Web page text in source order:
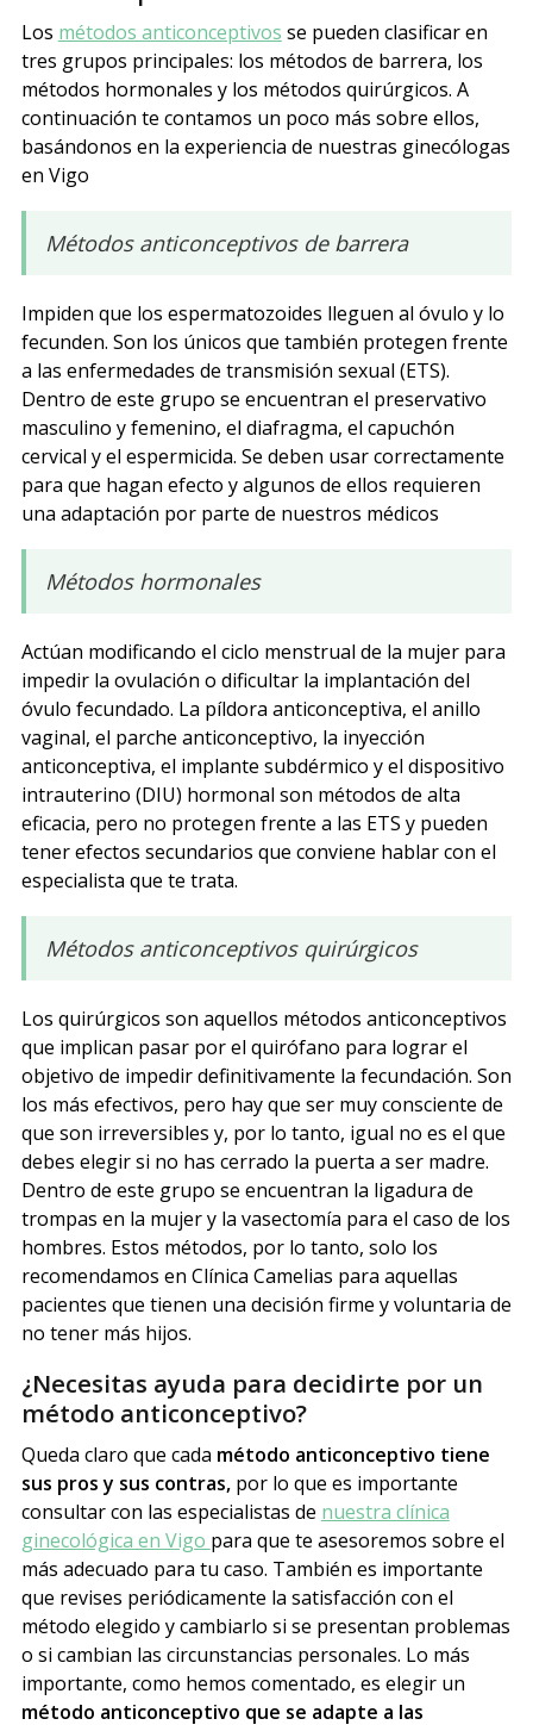
Los métodos anticonceptivos se pueden clasificar en
tres grupos principales: los métodos de barrera, los
métodos hormonales y los métodos quirúrgicos. A
continuación te contamos un poco más sobre ellos,
basándonos en la experiencia de nuestras ginecólogas
en Vigo
Métodos anticonceptivos de barrera
Impiden que los espermatozoides lleguen al óvulo y lo
fecunden. Son los únicos que también protegen frente
a las enfermedades de transmisión sexual (ETS).
Dentro de este grupo se encuentran el preservativo
masculino y femenino, el diafragma, el capuchón
cervical y el espermicida. Se deben usar correctamente
para que hagan efecto y algunos de ellos requieren
una adaptación por parte de nuestros médicos
Métodos hormonales
Actúan modificando el ciclo menstrual de la mujer para
impedir la ovulación o dificultar la implantación del
óvulo fecundado. La píldora anticonceptiva, el anillo
vaginal, el parche anticonceptivo, la inyección
anticonceptiva, el implante subdérmico y el dispositivo
intrauterino (DIU) hormonal son métodos de alta
eficacia, pero no protegen frente a las ETS y pueden
tener efectos secundarios que conviene hablar con el
especialista que te trata.
Métodos anticonceptivos quirúrgicos
Los quirúrgicos son aquellos métodos anticonceptivos
que implican pasar por el quirófano para lograr el
objetivo de impedir definitivamente la fecundación. Son
los más efectivos, pero hay que ser muy consciente de
que son irreversibles y, por lo tanto, igual no es el que
debes elegir si no has cerrado la puerta a ser madre.
Dentro de este grupo se encuentran la ligadura de
trompas en la mujer y la vasectomía para el caso de los
hombres. Estos métodos, por lo tanto, solo los
recomendamos en Clínica Camelias para aquellas
pacientes que tienen una decisión firme y voluntaria de
no tener más hijos.
¿Necesitas ayuda para decidirte por un
método anticonceptivo?
Queda claro que cada método anticonceptivo tiene
sus pros y sus contras,por lo que es importante
consultar con las especialistas de nuestra clínica
ginecológica en Vigo para que te asesoremos sobre el
más adecuado para tu caso. También es importante
que revises periódicamente la satisfacción con el
método elegido y cambiarlo si se presentan problemas
o si cambian las circunstancias personales. Lo más
importante, como hemos comentado, es elegir un
método anticonceptivo que se adapte a las